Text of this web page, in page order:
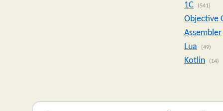
1C (541)
Objective
Assembler
Lua
(49)
Kotlin (14)